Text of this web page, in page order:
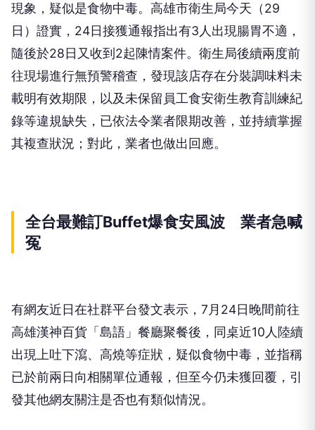
現象，疑似是食物中毒。高雄市衛生局今天（29
日）證實，24日接獲通報指出有3人出現腸胃不適，
隨後於28日又收到2起陳情案件。衛生局後續兩度前
往現場進行無預警稽查，發現該店存在分裝調味料未
載明有效期限，以及未保留員工食安衛生教育訓練紀
錄等違規缺失，已依法令業者限期改善，並持續掌握
其複查狀況；對此，業者也做出回應。
全台最難訂Buffet爆食安風波 業者急喊
冤
有網友近日在社群平台發文表示，7月24日晚間前往
高雄漢神百貨「島語」餐廳聚餐後，同桌近10人陸續
出現上吐下瀉、高燒等症狀，疑似食物中毒，並指稱
已於前兩日向相關單位通報，但至今仍未獲回覆，引
發其他網友關注是否也有類似情況。